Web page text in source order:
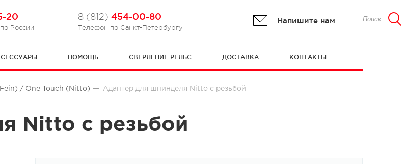
8 (812) 454-00-80
Телефон по Санкт-Петербургу
20
России
ПОМОЩЬ СВЕРЛЕНИЕ РЕЛЬС ДОСТАВКА КОНТАКТЫ
Напишите нам
/ One Touch (Nitto) Адаптер для шпинделя Nitto с резьбой
Nitto с резьбой